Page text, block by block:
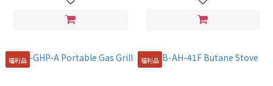
福利品 福利品